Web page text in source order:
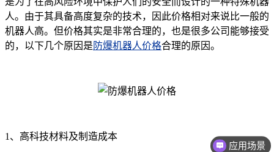
人。由于其具备高度复杂的技术，因此价格相对来说比一般的
机器人高。但价格其实是非常合理的，也是很多公司能够接受
的，以下几个原因是 防爆机器人价格合理的原因。
1、高科技材料及制造成本
应用场景